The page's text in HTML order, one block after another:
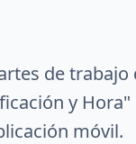
de
y Hora"
móvil.